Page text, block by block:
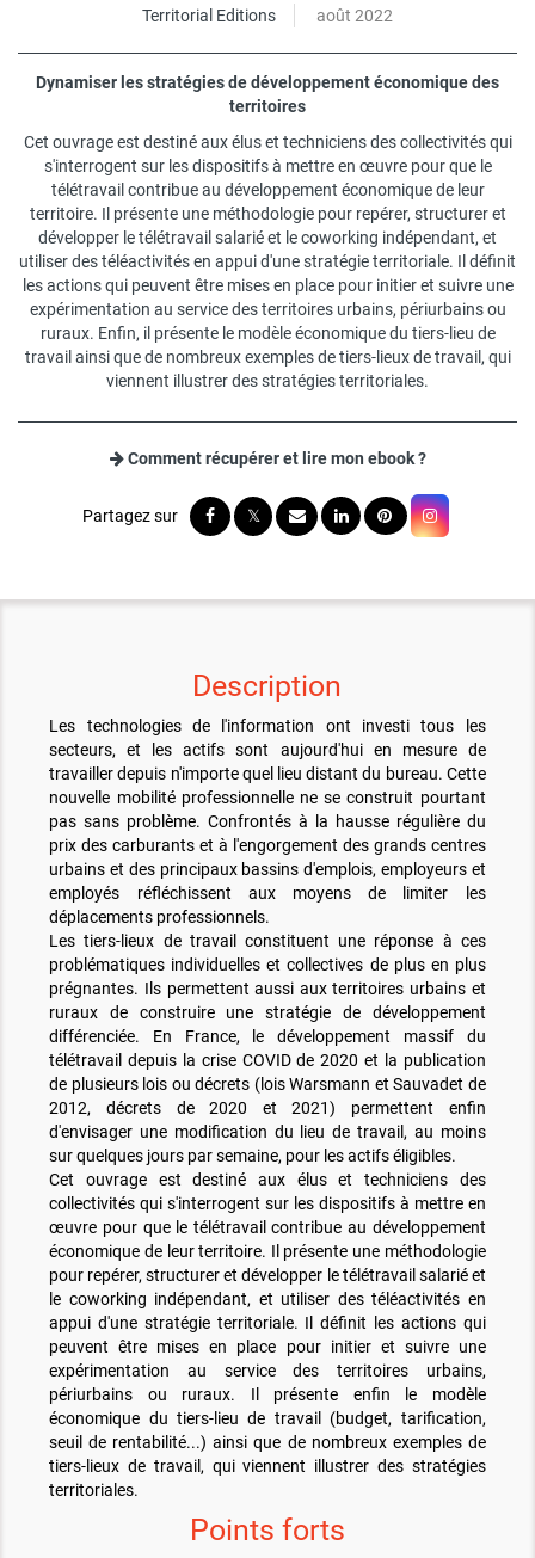
Territorial Editions
août 2022
Dynamiser les stratégies de développement économique des
territoires
Cet ouvrage est destiné aux élus et techniciens des collectivités qui
s'interrogent sur les dispositifs à mettre en œuvre pour que le
télétravail contribue au développement économique de leur
territoire. Il présente une méthodologie pour repérer, structurer et
développer le télétravail salarié et le coworking indépendant, et
utiliser des téléactivités en appui d'une stratégie territoriale. Il définit
les actions qui peuvent être mises en place pour initier et suivre une
expérimentation au service des territoires urbains, périurbains ou
ruraux. Enfin, il présente le modèle économique du tiers-lieu de
travail ainsi que de nombreux exemples de tiers-lieux de travail, qui
viennent illustrer des stratégies territoriales.
Comment récupérer et lire mon ebook ?
Description
Les technologies de l'information ont investi tous les
secteurs, et les actifs sont aujourd'hui en mesure de
travailler depuis n'importe quel lieu distant du bureau. Cette
nouvelle mobilité professionnelle ne se construit pourtant
pas sans problème. Confrontés à la hausse régulière du
prix des carburants et à l'engorgement des grands centres
urbains et des principaux bassins d'emplois, employeurs et
employés réfléchissent aux moyens de limiter les
déplacements professionnels.
Les tiers-lieux de travail constituent une réponse à ces
problématiques individuelles et collectives de plus en plus
prégnantes. Ils permettent aussi aux territoires urbains et
ruraux de construire une stratégie de développement
différenciée. En France, le développement massif du
télétravail depuis la crise COVID de 2020 et la publication
de plusieurs lois ou décrets (lois Warsmann et Sauvadet de
2012, décrets de 2020 et 2021) permettent enfin
d'envisager une modification du lieu de travail, au moins
sur quelques jours par semaine, pour les actifs éligibles.
Cet ouvrage est destiné aux élus et techniciens des
collectivités qui s'interrogent sur les dispositifs à mettre en
œuvre pour que le télétravail contribue au développement
économique de leur territoire. Il présente une méthodologie
pour repérer, structurer et développer le télétravail salarié et
le coworking indépendant, et utiliser des téléactivités en
appui d'une stratégie territoriale. Il définit les actions qui
peuvent être mises en place pour initier et suivre une
expérimentation au service des territoires urbains,
périurbains ou ruraux. Il présente enfin le modèle
économique du tiers-lieu de travail (budget, tarification,
seuil de rentabilité...) ainsi que de nombreux exemples de
tiers-lieux de travail, qui viennent illustrer des stratégies
territoriales.
Points forts